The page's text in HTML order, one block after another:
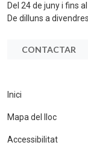
Del 24 de juny i fins
De dilluns a
CONTACTAR
Inici
Mapa del lloc
Accessibilitat